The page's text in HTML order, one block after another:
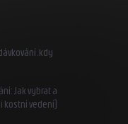
kdy
Jak vybrat a
kostní vedení)